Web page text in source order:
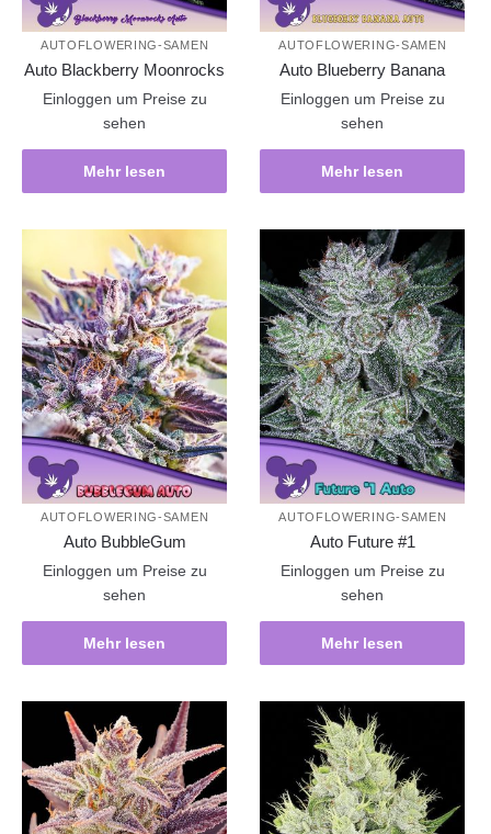
AUTOFLOWERING-SAMEN
Auto Blackberry Moonrocks
Einloggen um Preise zu
sehen
Mehr lesen
AUTOFLOWERING-SAMEN
Auto Blueberry Banana
Einloggen um Preise zu
sehen
Mehr lesen
AUTOFLOWERING-SAMEN
Auto BubbleGum
Einloggen um Preise zu
sehen
Mehr lesen
AUTOFLOWERING-SAMEN
Auto Future #1
Einloggen um Preise zu
sehen
Mehr lesen